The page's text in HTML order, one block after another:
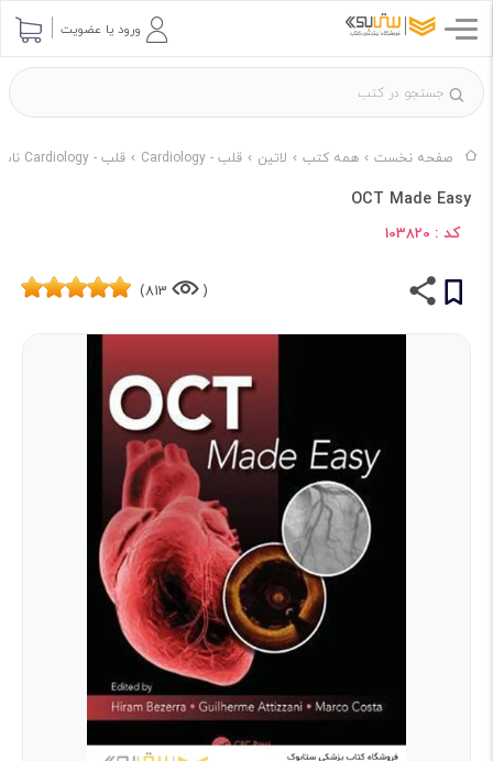
ورود یا عضویت
صفحه نخست همه کتب لاتین قلب - Cardiology قلب - Cardiology ناشر Taylor- Francis Inc
OCT Made Easy
کد : 103820
(
813)